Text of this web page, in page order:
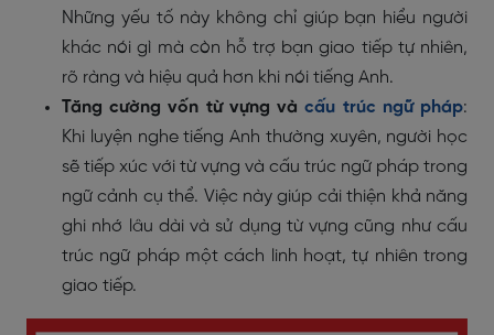
Những yếu tố này không chỉ giúp bạn hiểu người
khác nói gì mà còn hỗ trợ bạn giao tiếp tự nhiên,
rõ ràng và hiệu quả hơn khi nói tiếng Anh.
Tăng cường vốn từ vựng vàcấu trúc ngữ pháp:
Khi luyện nghe tiếng Anh thường xuyên, người học
sẽ tiếp xúc với từ vựng và cấu trúc ngữ pháp trong
ngữ cảnh cụ thể. Việc này giúp cải thiện khả năng
ghi nhớ lâu dài và sử dụng từ vựng cũng như cấu
trúc ngữ pháp một cách linh hoạt, tự nhiên trong
giao tiếp.